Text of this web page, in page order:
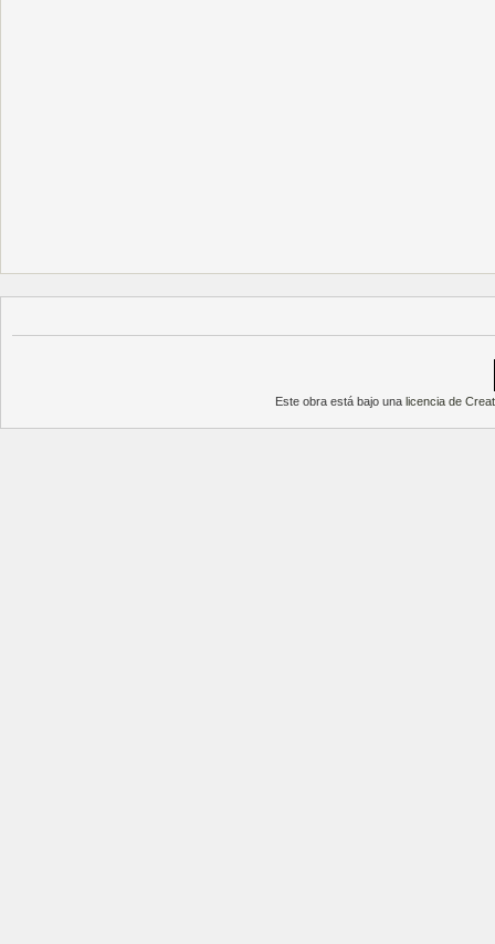
Este obra está bajo unalicencia de